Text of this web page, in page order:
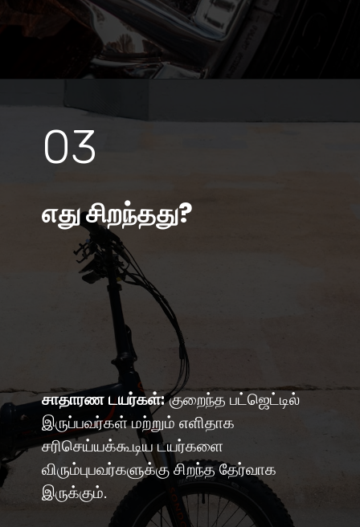
சாதாரண டயர்கள்:குறைந்த பட்ஜெட்டில்
இருப்பவர்கள் மற்றும் எளிதாக
சரிசெய்யக்கூடிய டயர்களை
விரும்புபவர்களுக்கு சிறந்த தேர்வாக
இருக்கும்.
எது சிறந்தது?
03